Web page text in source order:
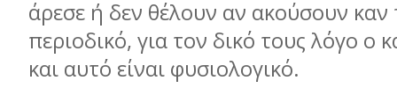
άρεσε ή δεν θέλουν αν ακούσουν καν
περιοδικό, για τον δικό τους λόγο ο
και αυτό είναι φυσιολογικό.